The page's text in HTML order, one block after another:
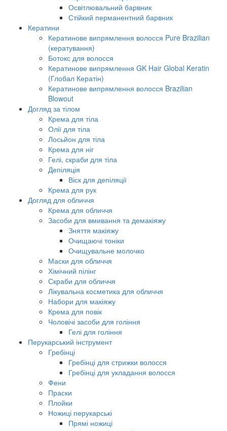
Освітлювальний барвник
Стійкий перманентний барвник
Кератини
Кератинове випрямлення волосся Pure Brazilian
(кератування)
Ботокс для волосся
Кератинове випрямлення GK Hair Global Keratin
(Глобал Кератін)
Кератинове випрямлення волосся Brazilian
Blowout
Догляд за тілом
Крема для тіла
Олії для тіла
Лосьйон для тіла
Крема для ніг
Гелі, скраби для тіла
Депіляція
Віск для депіляції
Крема для рук
Догляд для обличчя
Крема для обличчя
Засоби для вмивання та демакіяжу
Зняття макіяжу
Очищаючі тоніки
Очищувальне молочко
Маски для обличчя
Хімічний пілінг
Скраби для обличчя
Лікувальна косметика для обличчя
Набори для макіяжу
Крема для повік
Чоловічі засоби для гоління
Гелі для гоління
Перукарський інструмент
Гребінці
Гребінці для стрижки волосся
Гребінці для укладання волосся
Фени
Праски
Плойки
Ножиці перукарські
Прямі ножиці